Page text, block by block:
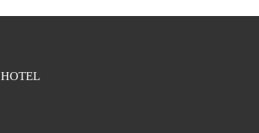
HOTEL